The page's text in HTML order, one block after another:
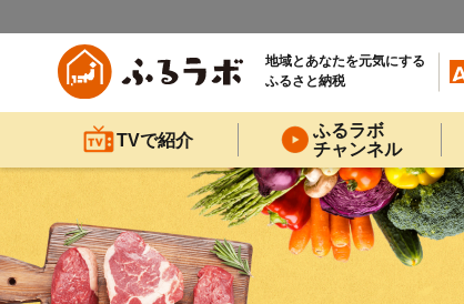
地域とあなたを元気にする
ふるさと納税
TVで紹介
ふるラボ
チャンネル